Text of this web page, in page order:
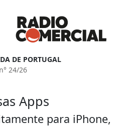
DE PORTUGAL
24/26
Apps
para iPhone,